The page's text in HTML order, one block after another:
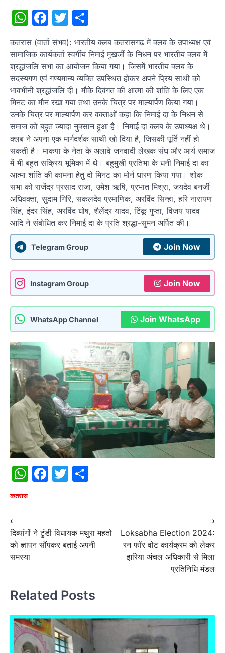
WhatsApp
Facebook
Twitter
कतरास (वार्ता संभव): भारतीय क्लब कतरासगढ़ में क्लब के उपाध्यक्ष एवं
सामाजिक कार्यकर्ता स्वर्गीय निमाई मुखर्जी के निधन पर भारतीय क्लब में
श्रद्धांजलि सभा का आयोजन किया गया। जिसमें भारतीय क्लब के
सदस्यगण एवं गण्यमान्य व्यक्ति उपस्थित होकर अपने प्रिय साथी को
भावभीनी श्रद्धांजलि दी। मौके दिवंगत की आत्मा की शांति के लिए एक
मिनट का मौन रखा गया तथा उनके चित्र पर माल्यार्पण किया गया।
उनके चित्र पर माल्यार्पण कर वक्ताओं कहा कि निमाई दा के निधन से
समाज को बहुत ज्यादा नुक्सान हुआ है। निमाई दा क्लब के उपाध्यक्ष थे।
क्लब ने अपना एक मार्गदर्शक साथी खो दिया है, जिसकी पूर्ति नहीं हो
सकती है। माकपा के नेता के अलावे जनवादी लेखक संघ और आर्य समाज
में भी बहुत सक्रिय भूमिका में थे। बहुमुखी प्रतिभा के धनी निमाई दा का
आत्मा शांति की कामना हेतु दो मिनट का मोर्न धारण किया गया। शोक
सभा को राजेंद्र प्रसाद राजा, उमेश ऋषि, प्रभात मिश्रा, जयदेव बनर्जी
अधिवक्ता, सुदाम गिरि, सकलदेव प्रमाणिक, अरविंद सिन्हा, हरि नारायण
सिंह, इंदर सिंह, अरविंद घोष, शैलेंद्र यादव, टिंकू गुप्ता, विजय यादव
आदि ने संबोधित कर निमाई दा के प्रति श्रद्धा-सुमन अर्पित की।
Telegram Group Join Now
Instagram Group Join Now
WhatsApp Channel Join WhatsApp
WhatsApp
Facebook
Twitter
कतरास
Post
navigation
⟵
दिब्यांगों ने टुंडी विधायक मथुरा महतो
को ज्ञापन सौंपकर बताई अपनी
समस्या
Loksabha Election 2024:
रन फॉर वोट कार्यक्रम को लेकर
झरिया अंचल अधिकारी से मिला
प्रतिनिधि मंडल
⟶
Related Posts